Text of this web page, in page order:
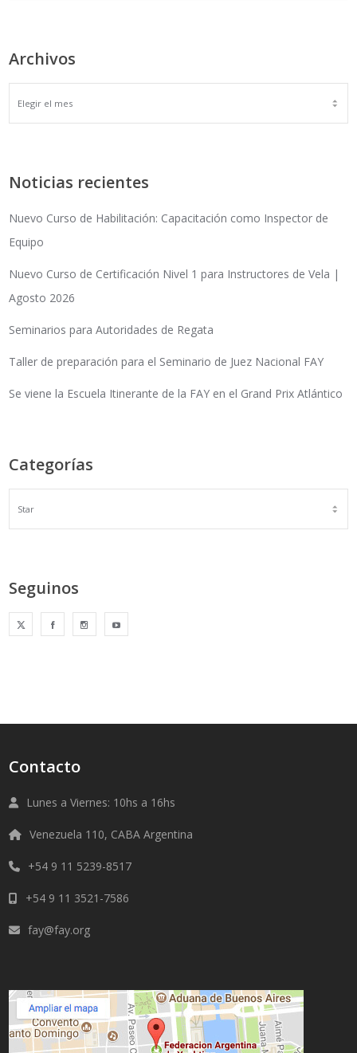
Archivos
ARCHIVOS
Noticias recientes
Nuevo Curso de Habilitación: Capacitación como Inspector de
Equipo
Nuevo Curso de Certificación Nivel 1 para Instructores de Vela |
Agosto 2026
Seminarios para Autoridades de Regata
Taller de preparación para el Seminario de Juez Nacional FAY
Se viene la Escuela Itinerante de la FAY en el Grand Prix Atlántico
Categorías
Seguinos
Contacto
Lunes a Viernes: 10hs a 16hs
Venezuela 110, CABA Argentina
+54 9 11 5239-8517
+54 9 11 3521-7586
fay@fay.org